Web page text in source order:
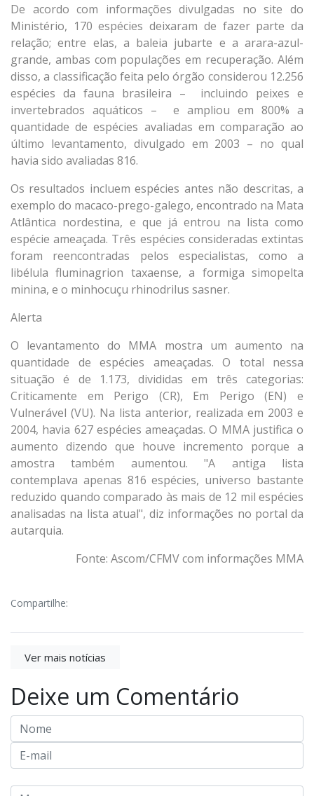
De acordo com informações divulgadas no site do
Ministério, 170 espécies deixaram de fazer parte da
relação; entre elas, a baleia jubarte e a arara-azul-
grande, ambas com populações em recuperação. Além
disso, a classificação feita pelo órgão considerou 12.256
espécies da fauna brasileira – incluindo peixes e
invertebrados aquáticos – e ampliou em 800% a
quantidade de espécies avaliadas em comparação ao
último levantamento, divulgado em 2003 – no qual
havia sido avaliadas 816.
Os resultados incluem espécies antes não descritas, a
exemplo do macaco-prego-galego, encontrado na Mata
Atlântica nordestina, e que já entrou na lista como
espécie ameaçada. Três espécies consideradas extintas
foram reencontradas pelos especialistas, como a
libélula fluminagrion taxaense, a formiga simopelta
minina, e o minhocuçu rhinodrilus sasner.
Alerta
O levantamento do MMA mostra um aumento na
quantidade de espécies ameaçadas. O total nessa
situação é de 1.173, divididas em três categorias:
Criticamente em Perigo (CR), Em Perigo (EN) e
Vulnerável (VU). Na lista anterior, realizada em 2003 e
2004, havia 627 espécies ameaçadas. O MMA justifica o
aumento dizendo que houve incremento porque a
amostra também aumentou. "A antiga lista
contemplava apenas 816 espécies, universo bastante
reduzido quando comparado às mais de 12 mil espécies
analisadas na lista atual", diz informações no portal da
autarquia.
Fonte: Ascom/CFMV com informações MMA
Compartilhe:
Ver mais notícias
Deixe um Comentário